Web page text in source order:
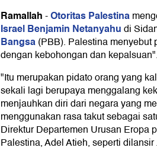
Ramallah-Otoritas Palestina
IsraelBenjamin Netanyahudi
Bangsa(PBB). Palestina
dengan kebohongan dan kepalsuan".
"Itu merupakan pidato orang yang
sekali lagi berupaya menggalang
menjauhkan diri dari negara yang
menggunakan rasa takut sebagai
Direktur Departemen Urusan Eropa
Palestina, Adel Atieh, seperti dilansir